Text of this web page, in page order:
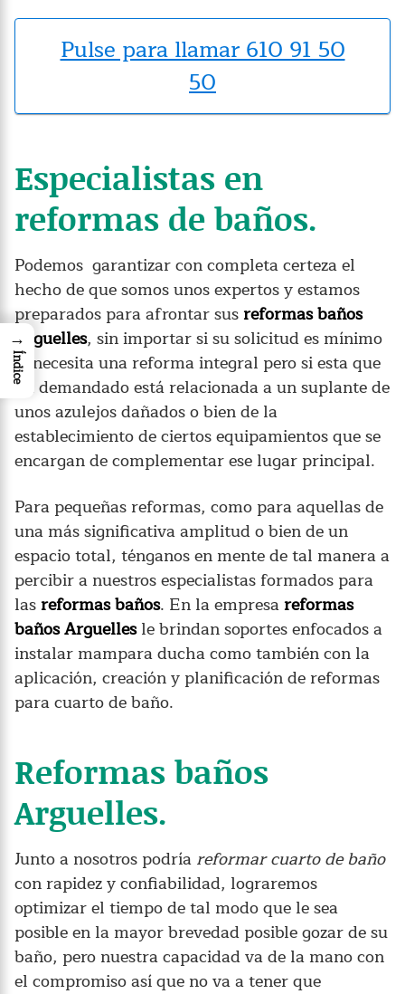
Pulse para llamar 610 91 50
50
Especialistas en
reformas de baños.
Podemos garantizar con completa certeza el
hecho de que somos unos expertos y estamos
preparados para afrontar susreformas baños
Arguelles, sin importar si su solicitud es mínimo
o necesita una reforma integral pero si esta que
ha demandado está relacionada a un suplante de
unos azulejos dañados o bien de la
establecimiento de ciertos equipamientos que se
encargan de complementar ese lugar principal.
Para pequeñas reformas, como para aquellas de
una más significativa amplitud o bien de un
espacio total, ténganos en mente de tal manera a
percibir a nuestros especialistas formados para
lasreformas baños. En la empresareformas
baños Arguellesle brindan soportes enfocados a
instalar mampara ducha como también con la
aplicación, creación y planificación de reformas
para cuarto de baño.
Reformas baños
Arguelles.
Junto a nosotros podría reformar cuarto de baño
con rapidez y confiabilidad, lograremos
optimizar el tiempo de tal modo que le sea
posible en la mayor brevedad posible gozar de su
baño, pero nuestra capacidad va de la mano con
el compromiso así que no va a tener que
→
Índice